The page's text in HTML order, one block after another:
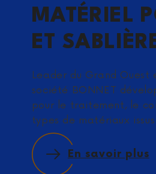
MATÉRIEL
ET
Leader du Grand
société BONNET
pour le traitement, le
types de matériaux
En savoir plus